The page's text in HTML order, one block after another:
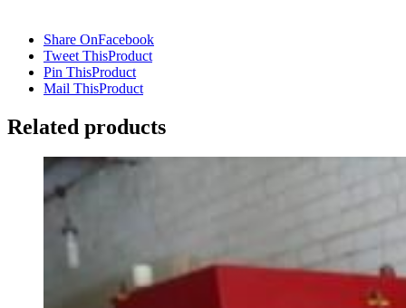
Share OnFacebook
Tweet ThisProduct
Pin ThisProduct
Mail ThisProduct
Related products